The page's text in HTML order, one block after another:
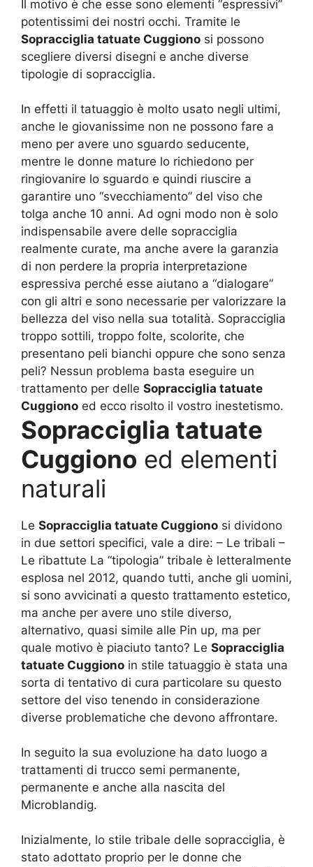
Il motivo è che esse sono elementi “espressivi”
potentissimi dei nostri occhi. Tramite le
Sopracciglia tatuate Cuggiono si possono
scegliere diversi disegni e anche diverse
tipologie di sopracciglia.
In effetti il tatuaggio è molto usato negli ultimi,
anche le giovanissime non ne possono fare a
meno per avere uno sguardo seducente,
mentre le donne mature lo richiedono per
ringiovanire lo sguardo e quindi riuscire a
garantire uno “svecchiamento” del viso che
tolga anche 10 anni. Ad ogni modo non è solo
indispensabile avere delle sopracciglia
realmente curate, ma anche avere la garanzia
di non perdere la propria interpretazione
espressiva perché esse aiutano a “dialogare”
con gli altri e sono necessarie per valorizzare la
bellezza del viso nella sua totalità. Sopracciglia
troppo sottili, troppo folte, scolorite, che
presentano peli bianchi oppure che sono senza
peli? Nessun problema basta eseguire un
trattamento per delle Sopracciglia tatuate
Cuggiono ed ecco risolto il vostro inestetismo.
Sopracciglia tatuate
Cuggiono ed elementi
naturali
Le Sopracciglia tatuate Cuggiono si dividono
in due settori specifici, vale a dire: – Le tribali –
Le ribattute La “tipologia” tribale è letteralmente
esplosa nel 2012, quando tutti, anche gli uomini,
si sono avvicinati a questo trattamento estetico,
ma anche per avere uno stile diverso,
alternativo, quasi simile alle Pin up, ma per
quale motivo è piaciuto tanto? Le Sopracciglia
tatuate Cuggiono in stile tatuaggio è stata una
sorta di tentativo di cura particolare su questo
settore del viso tenendo in considerazione
diverse problematiche che devono affrontare.
In seguito la sua evoluzione ha dato luogo a
trattamenti di trucco semi permanente,
permanente e anche alla nascita del
Microblandig.
Inizialmente, lo stile tribale delle sopracciglia, è
stato adottato proprio per le donne che